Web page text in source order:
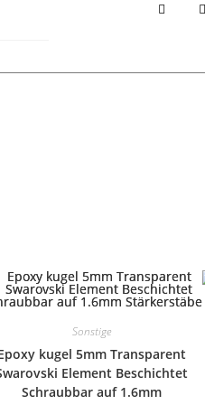
Sonstige
kugel 5mm Transparent
Element Beschichtet
Schraubbar auf 1.6mm